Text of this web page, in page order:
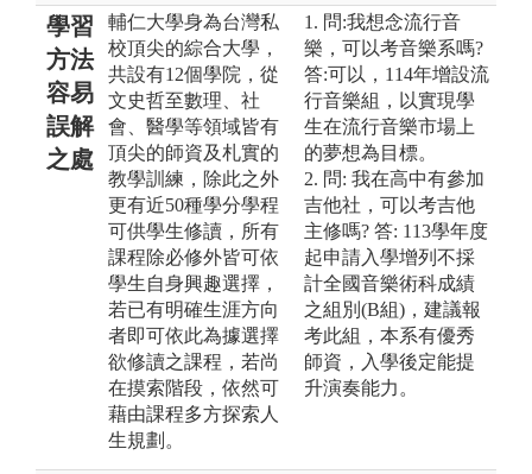
學習
方法
容易
誤解
之處
輔仁大學身為台灣私
校頂尖的綜合大學，
共設有12個學院，從
文史哲至數理、社
會、醫學等領域皆有
頂尖的師資及札實的
教學訓練，除此之外
更有近50種學分學程
可供學生修讀，所有
課程除必修外皆可依
學生自身興趣選擇，
若已有明確生涯方向
者即可依此為據選擇
欲修讀之課程，若尚
在摸索階段，依然可
藉由課程多方探索人
生規劃。
1. 問:我想念流行音
樂，可以考音樂系嗎?
答:可以，114年增設流
行音樂組，以實現學
生在流行音樂市場上
的夢想為目標。
2. 問: 我在高中有參加
吉他社，可以考吉他
主修嗎? 答: 113學年度
起申請入學增列不採
計全國音樂術科成績
之組別(B組)，建議報
考此組，本系有優秀
師資，入學後定能提
升演奏能力。